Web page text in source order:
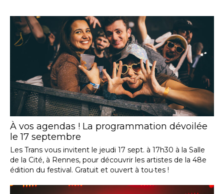
À vos agendas ! La programmation dévoilée
le 17 septembre
Les Trans vous invitent le jeudi 17 sept. à 17h30 à la Salle
de la Cité, à Rennes, pour découvrir les artistes de la 48e
édition du festival. Gratuit et ouvert à tou·tes !